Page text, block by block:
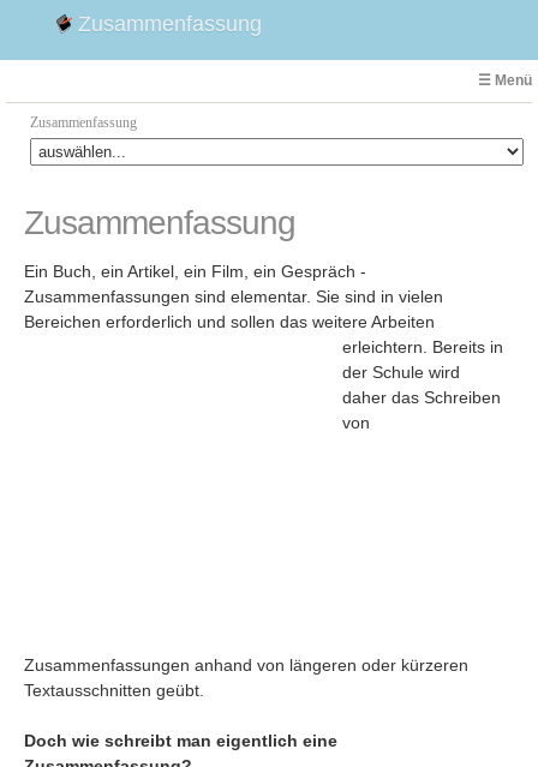
Zusammenfassung
☰ Menü
Zusammenfassung
Willhelm Tell
Effi Briest
Emilia Galotti
1. Weltkrieg Zusammenfassung
Zusammenfassung
Ein Buch, ein Artikel, ein Film, ein Gespräch -
Zusammenfassungen sind elementar. Sie sind in vielen
Bereichen erforderlich und sollen das weitere Arbeiten
erleichtern. Bereits in
der Schule wird
daher das Schreiben
von
Zusammenfassungen anhand von längeren oder kürzeren
Textausschnitten geübt.
Doch wie schreibt man eigentlich eine